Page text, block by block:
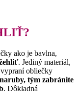
ako je bavlna,
. Jediný materiál,
obliečky
tým zabránite
. Dôkladná